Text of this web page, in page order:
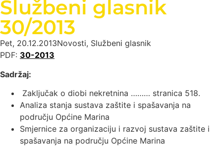
Službeni glasnik
30/2013
Pet, 20.12.2013Novosti, Službeni glasnik
PDF: 30-2013
Sadržaj:
Zaključak o diobi nekretnina ……… stranica 518.
Analiza stanja sustava zaštite i spašavanja na
području Općine Marina
Smjernice za organizaciju i razvoj sustava zaštite i
spašavanja na području Općine Marina